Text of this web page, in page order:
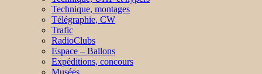
Technique, montages
Télégraphie, CW
Trafic
RadioClubs
Espace – Ballons
Expéditions, concours
Musées